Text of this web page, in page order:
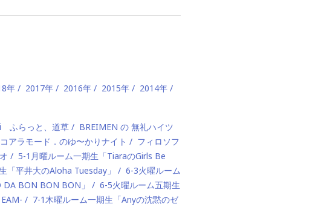
年 2017年 2016年 2015年
2014年
ふらっと、道草
BREIMEN の 無礼ハイツ
コアラモード．のゆ〜かりナイト
フィロソフ
5-1月曜ルーム一期生「TiaraのGirls Be
「平井大のAloha Tuesday」
6-3火曜ルーム
DA BON BON BON」
6-5火曜ルーム五期生
7-1木曜ルーム一期生「Anyの沈黙のゼ